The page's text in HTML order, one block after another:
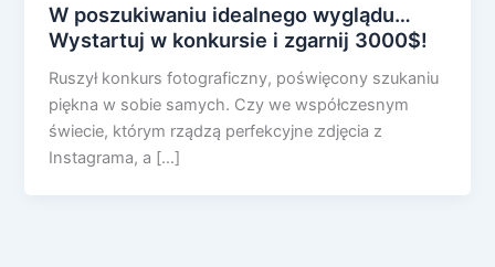
W poszukiwaniu idealnego wyglądu…
Wystartuj w konkursie i zgarnij 3000$!
Ruszył konkurs fotograficzny, poświęcony szukaniu
piękna w sobie samych. Czy we współczesnym
świecie, którym rządzą perfekcyjne zdjęcia z
Instagrama, a […]